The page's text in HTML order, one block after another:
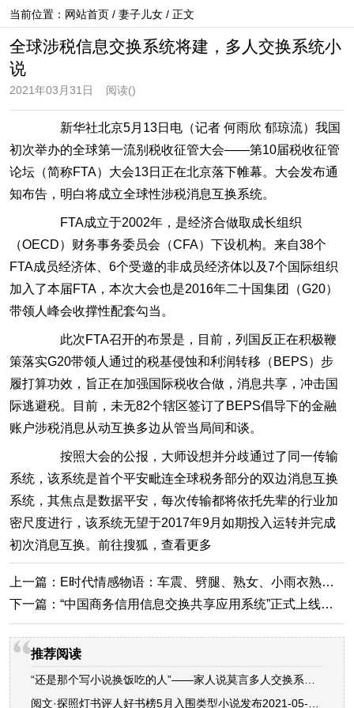
当前位置： 网站首页 / 妻子儿女 / 正文
全球涉税信息交换系统将建，多人交换系统小
说
2021年03月31日 阅读()
新华社北京5月13日电（记者 何雨欣 郁琼流）我国
初次举办的全球第一流别税收征管大会——第10届税收征管
论坛（简称FTA）大会13日正在北京落下帷幕。大会发布通
知布告，明白将成立全球性涉税消息互换系统。
FTA成立于2002年，是经济合做取成长组织
（OECD）财务事务委员会（CFA）下设机构。来自38个
FTA成员经济体、6个受邀的非成员经济体以及7个国际组织
加入了本届FTA，本次大会也是2016年二十国集团（G20）
带领人峰会收撑性配套勾当。
此次FTA召开的布景是，目前，列国反正在积极鞭
策落实G20带领人通过的税基侵蚀和利润转移（BEPS）步
履打算功效，旨正在加强国际税收合做，消息共享，冲击国
际逃避税。目前，未无82个辖区签订了BEPS倡导下的金融
账户涉税消息从动互换多边从管当局间和谈。
按照大会的公报，大师设想并分歧通过了同一传输
系统，该系统是首个平安毗连全球税务部分的双边消息互换
系统，其焦点是数据平安，每次传输都将依托先辈的行业加
密尺度进行，该系统无望于2017年9月如期投入运转并完成
初次消息互换。前往搜狐，查看更多
上一篇： E时代情感物语：车震、劈腿、熟女、小雨衣熟女人妻
下一篇： “中国商务信用信息交换共享应用系统”正式上线！多人交换系统小说
推荐阅读